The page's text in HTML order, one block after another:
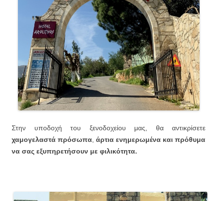
Στην υποδοχή του ξενοδοχείου μας, θα αντικρίσετε
χαμογελαστά πρόσωπα, άρτια ενημερωμένα και πρόθυμα
να σας εξυπηρετήσουν με φιλικότητα.